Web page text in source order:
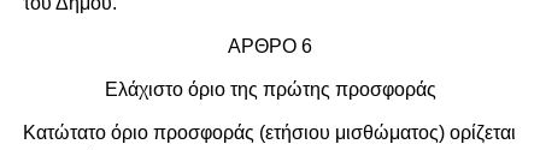
ΑΡΘΡΟ 6
Ελάχιστο όριο της πρώτης προσφοράς
Κατώτατο όριο προσφοράς (ετήσιου μισθώματος) ορίζεται